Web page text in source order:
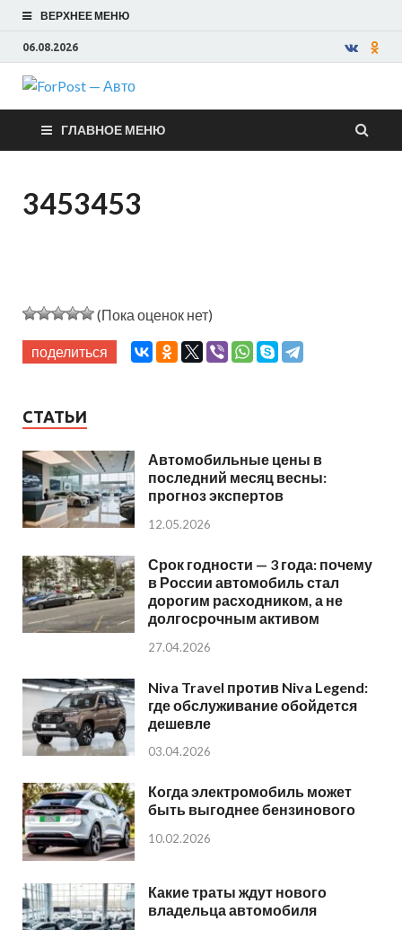
ВЕРХНЕЕ МЕНЮ
06.08.2026
ForPost —
Авто
ГЛАВНОЕ МЕНЮ
3453453
(Пока оценок нет)
поделиться
СТАТЬИ
Автомобильные цены в
последний месяц весны:
прогноз экспертов
12.05.2026
Срок годности — 3 года: почему
в России автомобиль стал
дорогим расходником, а не
долгосрочным активом
27.04.2026
Niva Travel против Niva Legend:
где обслуживание обойдется
дешевле
03.04.2026
Когда электромобиль может
быть выгоднее бензинового
10.02.2026
Какие траты ждут нового
владельца автомобиля